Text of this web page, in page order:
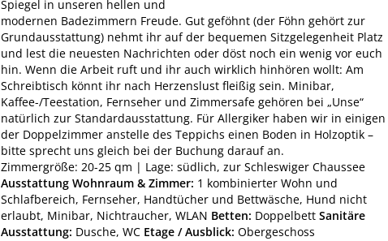
Spiegel in unseren hellen und
modernen Badezimmern Freude. Gut geföhnt (der Föhn gehört zur
Grundausstattung) nehmt ihr auf der bequemen Sitzgelegenheit Platz
und lest die neuesten Nachrichten oder döst noch ein wenig vor euch
hin. Wenn die Arbeit ruft und ihr auch wirklich hinhören wollt: Am
Schreibtisch könnt ihr nach Herzenslust fleißig sein. Minibar,
Kaffee-/Teestation, Fernseher und Zimmersafe gehören bei „Unse“
natürlich zur Standardausstattung. Für Allergiker haben wir in einigen
der Doppelzimmer anstelle des Teppichs einen Boden in Holzoptik –
bitte sprecht uns gleich bei der Buchung darauf an.
Zimmergröße: 20-25 qm | Lage: südlich, zur Schleswiger Chaussee
Ausstattung Wohnraum & Zimmer: 1 kombinierter Wohn und
Schlafbereich, Fernseher, Handtücher und Bettwäsche, Hund nicht
erlaubt, Minibar, Nichtraucher, WLAN Betten: Doppelbett Sanitäre
Ausstattung: Dusche, WC Etage / Ausblick:Obergeschoss